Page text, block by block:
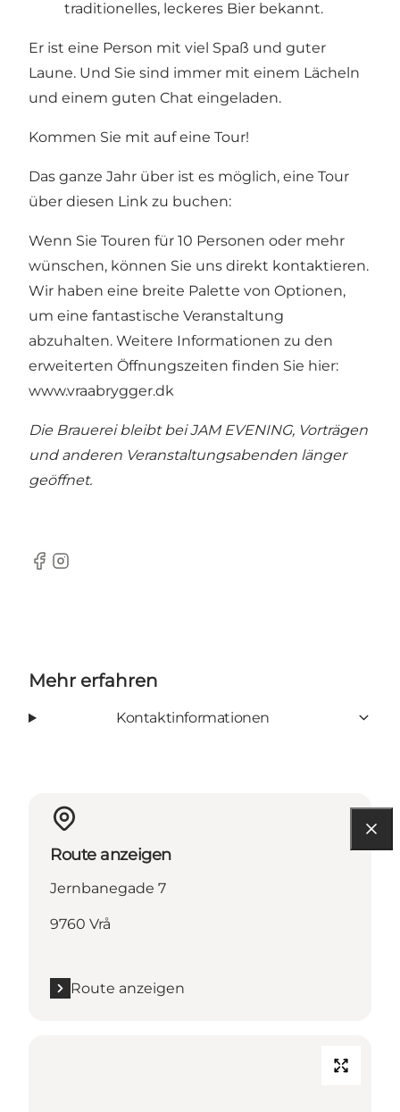
traditionelles, leckeres Bier bekannt.
Er ist eine Person mit viel Spaß und guter
Laune. Und Sie sind immer mit einem Lächeln
und einem guten Chat eingeladen.
Kommen Sie mit auf eine Tour!
Das ganze Jahr über ist es möglich, eine Tour
über diesen Link zu buchen:
Wenn Sie Touren für 10 Personen oder mehr
wünschen, können Sie uns direkt kontaktieren.
Wir haben eine breite Palette von Optionen,
um eine fantastische Veranstaltung
abzuhalten. Weitere Informationen zu den
erweiterten Öffnungszeiten finden Sie hier:
www.vraabrygger.dk
Die Brauerei bleibt bei JAM EVENING, Vorträgen
und anderen Veranstaltungsabenden länger
geöffnet.
Facebook
Instagram
Mehr erfahren
Kontaktinformationen
Route anzeigen
Jernbanegade 7
9760 Vrå
Route anzeigen